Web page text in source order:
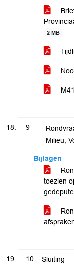
2 MB
9
Milieu,
Bijlagen
toezien
10 Sluiting